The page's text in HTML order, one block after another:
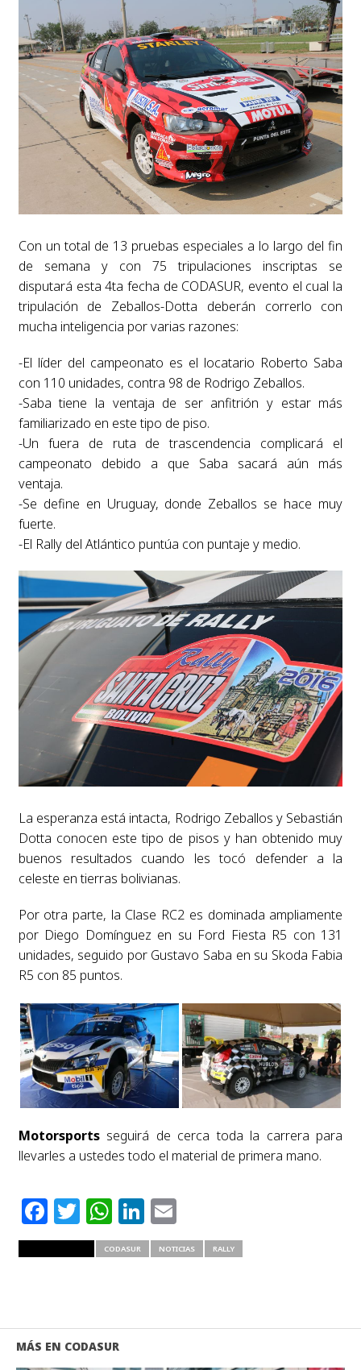
Con un total de 13 pruebas especiales a lo largo del fin
de semana y con 75 tripulaciones inscriptas se
disputará esta 4ta fecha de CODASUR, evento el cual la
tripulación de Zeballos-Dotta deberán correrlo con
mucha inteligencia por varias razones:
-El líder del campeonato es el locatario Roberto Saba
con 110 unidades, contra 98 de Rodrigo Zeballos.
-Saba tiene la ventaja de ser anfitrión y estar más
familiarizado en este tipo de piso.
-Un fuera de ruta de trascendencia complicará el
campeonato debido a que Saba sacará aún más
ventaja.
-Se define en Uruguay, donde Zeballos se hace muy
fuerte.
-El Rally del Atlántico puntúa con puntaje y medio.
La esperanza está intacta, Rodrigo Zeballos y Sebastián
Dotta conocen este tipo de pisos y han obtenido muy
buenos resultados cuando les tocó defender a la
celeste en tierras bolivianas.
Por otra parte, la Clase RC2 es dominada ampliamente
por Diego Domínguez en su Ford Fiesta R5 con 131
unidades, seguido por Gustavo Saba en su Skoda Fabia
R5 con 85 puntos.
Motorsportsseguirá de cerca toda la carrera para
llevarles a ustedes todo el material de primera mano.
Facebook
Twitter
WhatsApp
LinkedIn
Email
CODASUR NOTICIAS RALLY
MÁS EN CODASUR